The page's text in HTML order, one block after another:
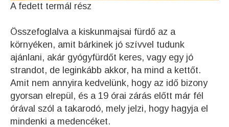
A fedett termál rész
Összefoglalva a kiskunmajsai fürdő az a
környéken, amit bárkinek jó szívvel tudunk
ajánlani, akár gyógyfürdőt keres, vagy egy jó
strandot, de leginkább akkor, ha mind a kettőt.
Amit nem annyira kedvelünk, hogy az idő bizony
gyorsan elrepül, és a 19 órai zárás előtt már fél
órával szól a takarodó, mely jelzi, hogy hagyja el
mindenki a medencéket.